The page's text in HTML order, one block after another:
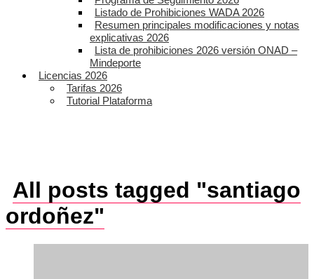
Listado de Prohibiciones WADA 2026
Resumen principales modificaciones y notas
explicativas 2026
Lista de prohibiciones 2026 versión ONAD –
Mindeporte
Licencias 2026
Tarifas 2026
Tutorial Plataforma
All posts tagged "santiago
ordoñez"